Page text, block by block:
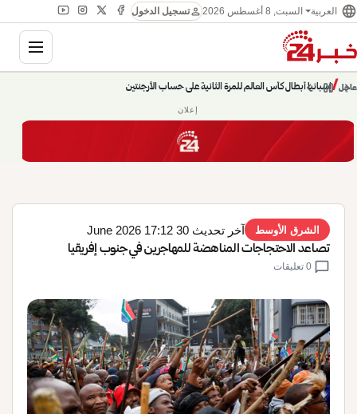
language العربية السبت, 8 أغسطس 2026 personتسجيل الدخول
عاجل/
إسبانيا أبطال كأس العالم للمرة الثانية على حساب الأرجنتين
حديث الساعة: سيناريوهات قادمة 745
chevron_right
pause
chevron_left
إعلان
الشرق الأوسط آخر تحديث 30 June 2026 17:12
تصاعد الاحتجاجات المناهضة للمهاجرين في جنوب إفريقيا
chat_bubble